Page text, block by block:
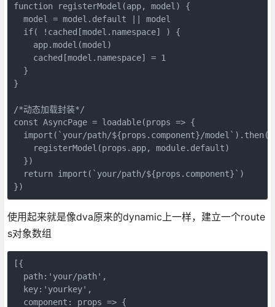
function registerModel(app, model) {
  model = model.default || model
  if( !cached[model.namespace] ) {
    app.model(model)
    cached[model.namespace] = 1
  }
}
/*动态加载封装*/
const AsyncPage = loadable(props => {
import(`your/path/${props.component}/
    registerModel(props.app, module.default)
  })
  return import(`your/path/${props.component}`)
})
使用起来就是像dva原来的dynamic上一样，建立一个route
s对象数组
[{
  path:'your/path',
  key:'yourkey',
  component: props => {